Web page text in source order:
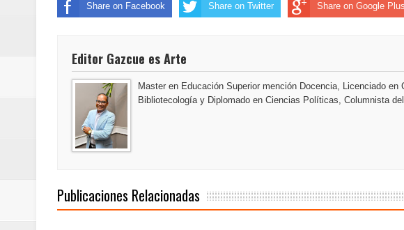
Designan a Angelina Biviana Riveiro como
Banreservas destina RD$5,000 millones para
Share on Facebook Share on Twitter Share on Google Plus
Editor Gazcue es Arte
Master en Educación Superior mención Docencia, Licenciado
Bibliotecología y Diplomado en Ciencias Políticas, Columnista
Publicaciones Relacionadas